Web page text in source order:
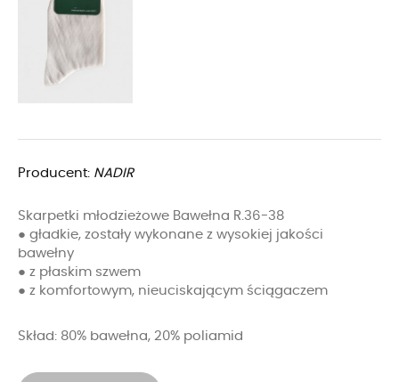
Producent: NADIR
Skarpetki młodzieżowe Bawełna R.36-38
● gładkie, zostały wykonane z wysokiej jakości
bawełny
● z płaskim szwem
● z komfortowym, nieuciskającym ściągaczem
Skład: 80% bawełna, 20% poliamid